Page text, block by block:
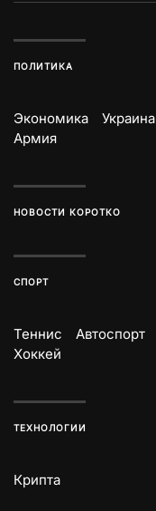
ПОЛИТИКА
Экономика Украина
Армия
НОВОСТИ КОРОТКО
СПОРТ
Теннис Автоспорт
Хоккей
ТЕХНОЛОГИИ
Крипта